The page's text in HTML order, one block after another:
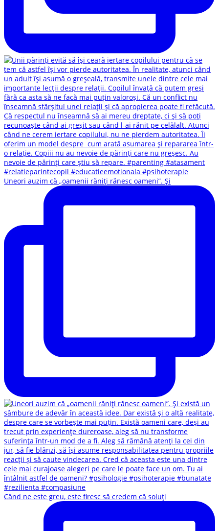
Uneori auzim că „oamenii răniți rănesc oameni”. Și
Când ne este greu, este firesc să credem că soluți